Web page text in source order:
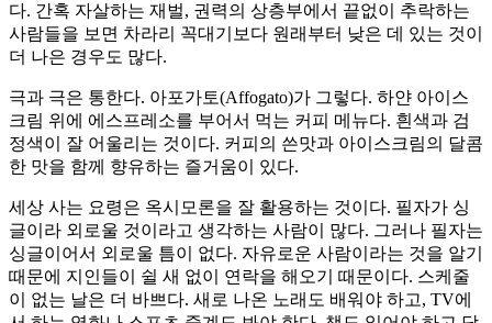
다. 간혹 자살하는 재벌, 권력의 상층부에서 끝없이 추락하는
사람들을 보면 차라리 꼭대기보다 원래부터 낮은 데 있는 것이
더 나은 경우도 많다.
극과 극은 통한다. 아포가토(Affogato)가 그렇다. 하얀 아이스
크림 위에 에스프레소를 부어서 먹는 커피 메뉴다. 흰색과 검
정색이 잘 어울리는 것이다. 커피의 쓴맛과 아이스크림의 달콤
한 맛을 함께 향유하는 즐거움이 있다.
세상 사는 요령은 옥시모론을 잘 활용하는 것이다. 필자가 싱
글이라 외로울 것이라고 생각하는 사람이 많다. 그러나 필자는
싱글이어서 외로울 틈이 없다. 자유로운 사람이라는 것을 알기
때문에 지인들이 쉴 새 없이 연락을 해오기 때문이다. 스케줄
이 없는 날은 더 바쁘다. 새로 나온 노래도 배워야 하고, TV에